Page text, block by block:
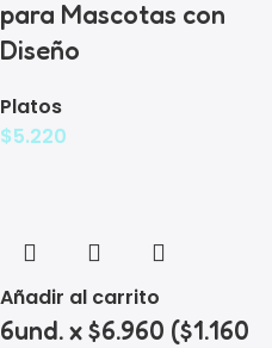
para Mascotas con
Diseño
Platos
$5.220
Añadir al carrito
6und. x $6.960 ($1.160